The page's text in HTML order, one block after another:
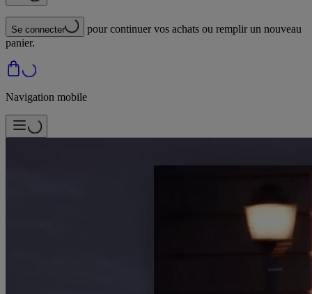
Se connecter
pour continuer vos achats ou remplir un nouveau
panier.
Navigation mobile